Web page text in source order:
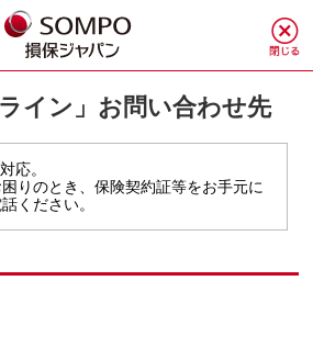
イン」お問い合わせ先
応。
りのとき、保険契約証等をお手元に
ください。